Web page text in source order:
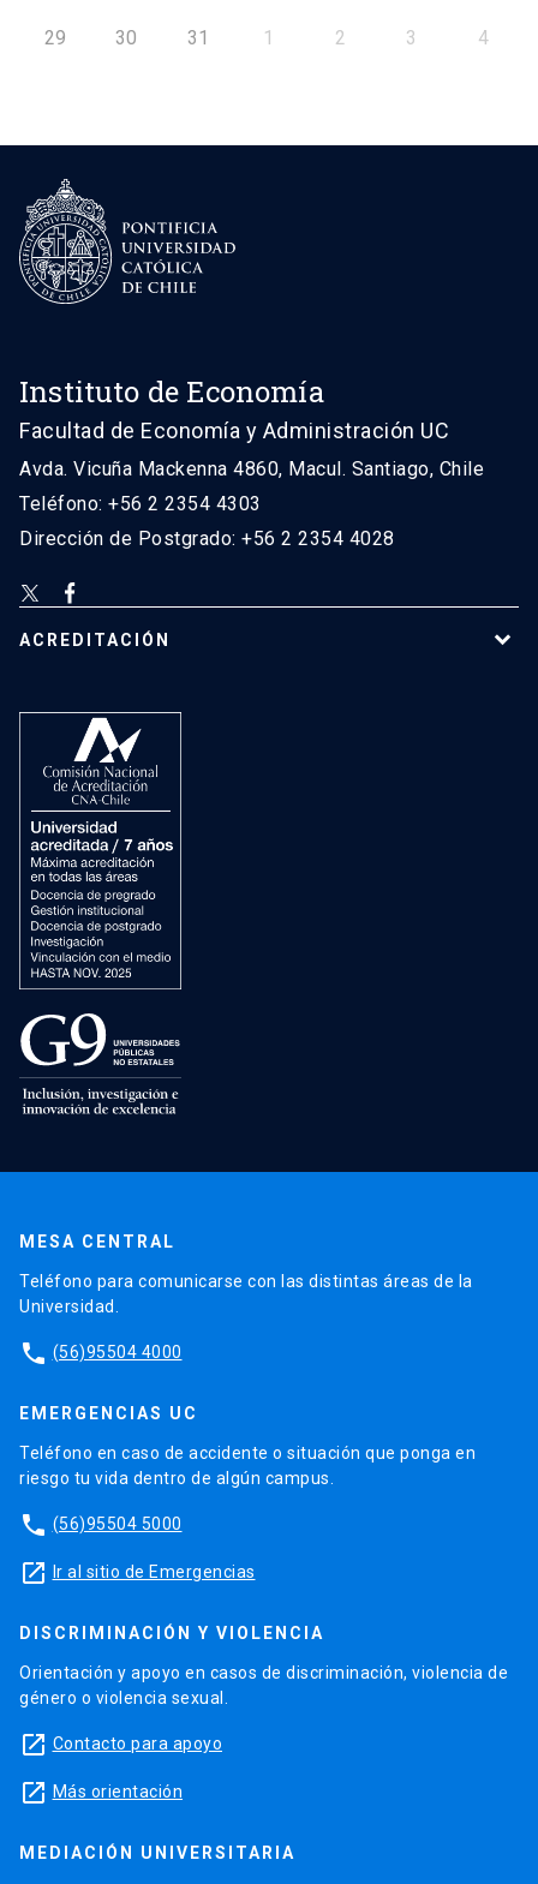
29 30 31 1 2 3 4
Instituto de Economía
Facultad de Economía y Administración UC
Avda. Vicuña Mackenna 4860, Macul. Santiago, Chile
Teléfono: +56 2 2354 4303
Dirección de Postgrado: +56 2 2354 4028
ACREDITACIÓN
MESA CENTRAL
Teléfono para comunicarse con las distintas áreas de la
Universidad.
phone (56)95504 4000
EMERGENCIAS UC
Teléfono en caso de accidente o situación que ponga en
riesgo tu vida dentro de algún campus.
phone (56)95504 5000
launch Ir al sitio de Emergencias
DISCRIMINACIÓN Y VIOLENCIA
Orientación y apoyo en casos de discriminación, violencia de
género o violencia sexual.
launch Contacto para apoyo
launch Más orientación
MEDIACIÓN UNIVERSITARIA